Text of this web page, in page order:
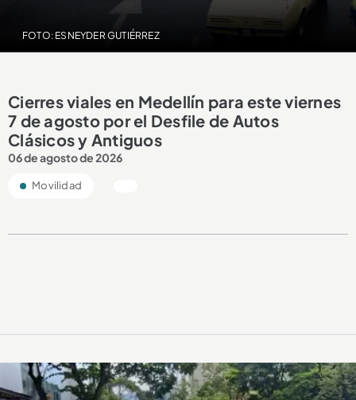
FOTO: ESNEYDER GUTIÉRREZ
Cierres viales en Medellín para este viernes
7 de agosto por el Desfile de Autos
Clásicos y Antiguos
06 de agosto de 2026
Movilidad